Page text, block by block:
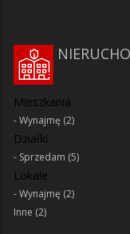
Mieszkania
Wynajmę (2)
Działki
Sprzedam (5)
Lokale
Wynajmę (2)
Inne (2)